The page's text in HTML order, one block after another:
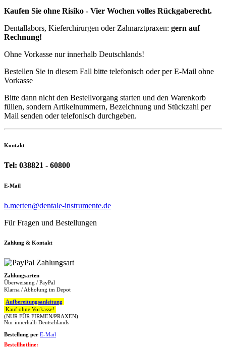
Kaufen Sie ohne Risiko - Vier Wochen volles Rückgaberecht.
Dentallabors, Kieferchirurgen oder Zahnarztpraxen: gern auf
Rechnung!
Ohne Vorkasse nur innerhalb Deutschlands!
Bestellen Sie in diesem Fall bitte telefonisch oder per E-Mail ohne
Vorkasse
Bitte dann nicht den Bestellvorgang starten und den Warenkorb
füllen, sondern Artikelnummern, Bezeichnung und Stückzahl per
Mail senden oder telefonisch durchgeben.
Kontakt
Tel: 038821 - 60800
E-Mail
b.merten@dentale-instrumente.de
Für Fragen und Bestellungen
Zahlung & Kontakt
Zahlungsarten
Überweisung / PayPal
Klarna / Abholung im Depot
Aufbereitungsanleitung
Kauf ohne Vorkasse!
(NUR FÜR FIRMEN/PRAXEN)
Nur innerhalb Deutschlands
Bestellung per E-Mail
Bestellhotline: